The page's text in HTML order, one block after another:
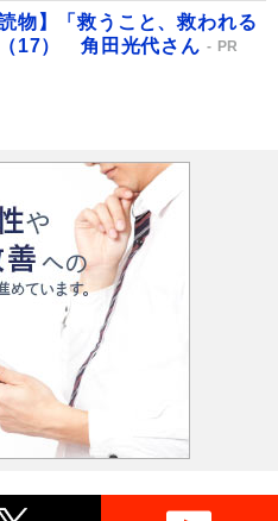
読物】「救うこと、救われる
17） 角田光代さん
PR